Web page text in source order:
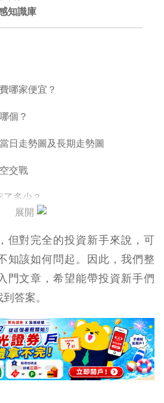
知識庫
哪家便宜？
個？
日走勢圖及長期走勢圖
交戰
多少？
得百萬？
資
機
展開
但對完全的投資新手來說，可
知該如何問起。因此，我們整
門文章，希望能帶投資新手們
答案。